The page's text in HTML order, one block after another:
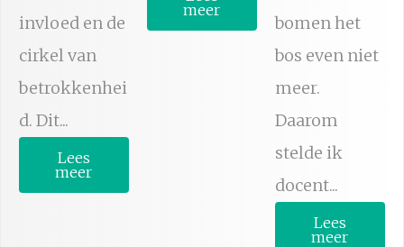
invloed en de
cirkel van
betrokkenhei
d. Dit...
Lees
meer
meer
bomen het
bos even niet
meer.
Daarom
stelde ik
docent...
Lees
meer